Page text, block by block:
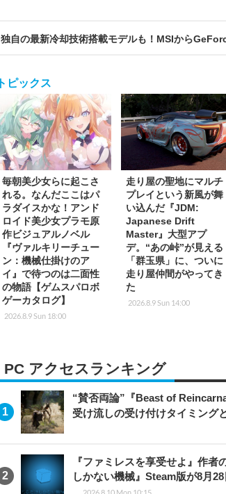
独自の最新冷却技術搭載モデルも！MSIから
トピックス
毎朝美少女らに起こさ
れる。なんだここはパ
ラダイスかな！アンド
ロイド美少女プラモ原
作ビジュアルノベル
『ヴァルキリーチュー
ン：機械仕掛けのア
イ』で待つのは二面性
の物語【ゲムスパロボ
ゲーカタログ】
2026.8.9 Sun 18:00
走り屋の聖地にマルチ
プレイという新風が舞
い込んだ『JDM:
Japanese Drift
Master』大型アプ
デ。“あの峠”が見える
「群玉県」に、ついに
走り屋仲間がやってき
た
2026.8.9 Sun 14:00
PC アクセスランキング
“賛否両論”『Beast of
受け流しの受け付けタイミング
『ファミレスを享受せよ』作
しかない機械』Steam版が8月
2026.8.10 Mon 10:15